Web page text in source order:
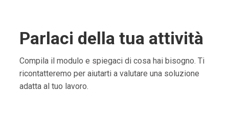
Parlaci della tua attività
Compila il modulo e spiegaci di cosa hai bisogno. Ti
ricontatteremo per aiutarti a valutare una soluzione
adatta al tuo lavoro.